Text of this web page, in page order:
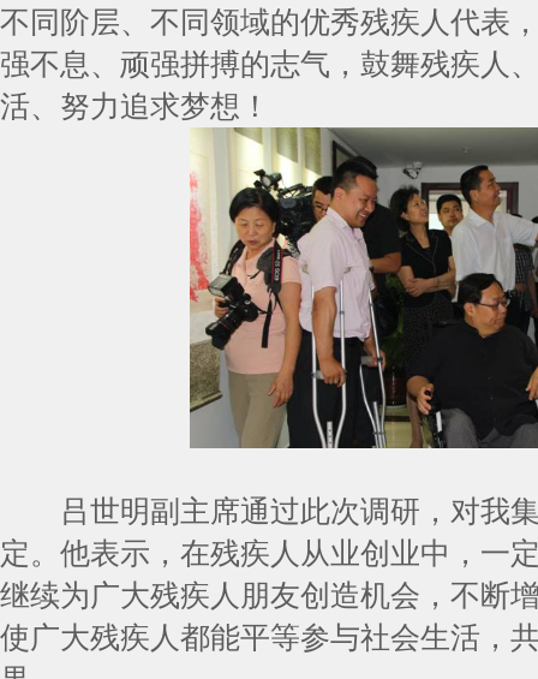
不同阶层、不同领域的优秀残疾人代表
强不息、顽强拼搏的志气，鼓舞残疾人
活、努力追求梦想！
吕世明副主席通过此次调研，对我集
定。他表示，在残疾人从业创业中，一
继续为广大残疾人朋友创造机会，不断
使广大残疾人都能平等参与社会生活，